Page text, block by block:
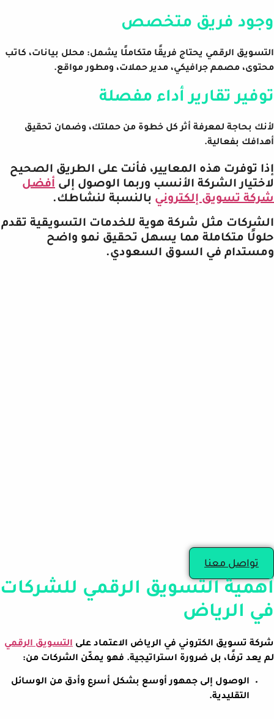
وجود فريق متخصص
التسويق الرقمي يحتاج فريقًا متكاملًا يشمل: محلل بيانات، كاتب
محتوى، مصمم جرافيكي، مدير حملات، ومطور مواقع.
توفير تقارير أداء مفصلة
لأنك بحاجة لمعرفة أثر كل خطوة من حملتك، وضمان تحقيق
أهدافك بفعالية.
إذا توفرت هذه المعايير، فأنت على الطريق الصحيح
لاختيار الشركة الأنسب وربما الوصول إلى أفضل
شركة تسويق إلكتروني بالنسبة لنشاطك.
الشركات مثل شركة هوية للخدمات التسويقية تقدم
حلولًا متكاملة مما يسهل تحقيق نمو واضح
ومستدام في السوق السعودي.
تواصل معنا
أهمية التسويق الرقمي للشركات
في الرياض
شركة تسويق الكتروني في الرياض الاعتماد على التسويق الرقمي
لم يعد ترفًا، بل ضرورة استراتيجية. فهو يمكّن الشركات من:
الوصول إلى جمهور أوسع بشكل أسرع وأدق من الوسائل
التقليدية.